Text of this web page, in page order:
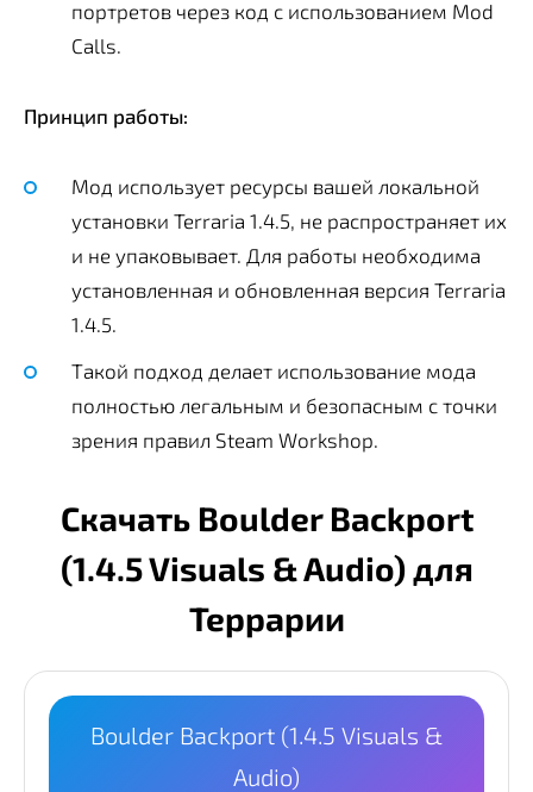
портретов через код с использованием Mod
Calls.
Принцип работы:
Мод использует ресурсы вашей локальной
установки Terraria 1.4.5, не распространяет их
и не упаковывает. Для работы необходима
установленная и обновленная версия Terraria
1.4.5.
Такой подход делает использование мода
полностью легальным и безопасным с точки
зрения правил Steam Workshop.
Скачать Boulder Backport
(1.4.5 Visuals & Audio) для
Террарии
Boulder Backport (1.4.5 Visuals &
Audio)